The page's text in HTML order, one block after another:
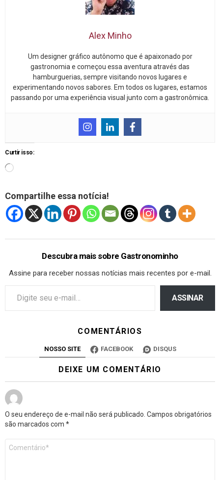
Alex Minho
Um designer gráfico autônomo que é apaixonado por
gastronomia e começou essa aventura através das
hamburguerias, sempre visitando novos lugares e
experimentando novos sabores. Em todos os lugares, estamos
passando por uma experiência visual junto com a gastronômica.
Curtir isso:
Compartilhe essa notícia!
Descubra mais sobre Gastronominho
Assine para receber nossas notícias mais recentes por e-mail.
ASSINAR
COMENTÁRIOS
NOSSO SITE FACEBOOK DISQUS
DEIXE UM COMENTÁRIO
O seu endereço de e-mail não será publicado. Campos obrigatórios
são marcados com *